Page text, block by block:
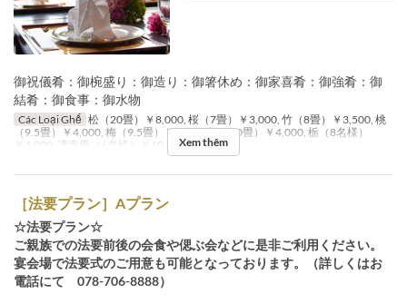
御祝儀肴：御椀盛り：御造り：御箸休め：御家喜肴：御強肴：御
結肴：御食事：御水物
Các Loại Ghế 松（20畳）￥8,000, 桜（7畳）￥3,000, 竹（8畳）￥3,500, 桃
（9.5畳）￥4,000, 梅（9.5畳）￥4,000, 桐（10畳）￥4,000, 栃（8名様）
￥4,000, 濤声庵（6名様）￥10,000Xem thêm
［法要プラン］Aプラン
☆法要プラン☆
ご親族での法要前後の会食や偲ぶ会などに是非ご利用ください。
宴会場で法要式のご用意も可能となっております。（詳しくはお
電話にて 078-706-8888）